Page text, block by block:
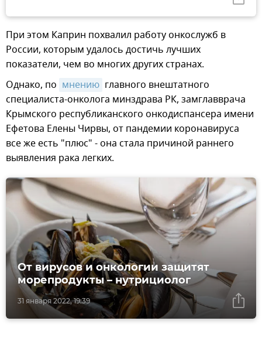
При этом Каприн похвалил работу онкослужб в
России, которым удалось достичь лучших
показатели, чем во многих других странах.
Однако, по мнению главного внештатного
специалиста-онколога минздрава РК, замглавврача
Крымского республиканского онкодиспансера имени
Ефетова Елены Чирвы, от пандемии коронавируса
все же есть "плюс" - она стала причиной раннего
выявления рака легких.
31 января 2022, 19:39
От вирусов и онкологии защитят
морепродукты – нутрициолог